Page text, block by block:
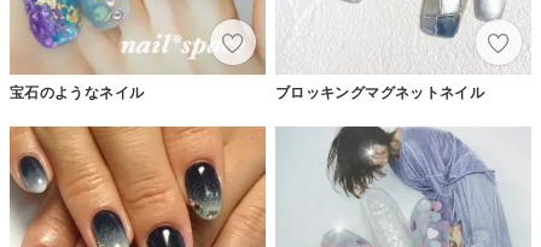
宝石のようなネイル ブロッキングマグネットネイル